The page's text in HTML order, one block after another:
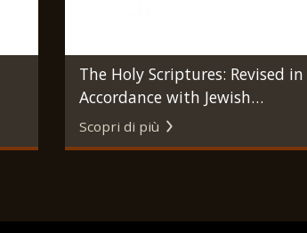
The Holy Scriptures: Revised in
Accordance with Jewish
Tradition and Modern Biblical
Scholarship. New York, Hebrew
Scopri di più